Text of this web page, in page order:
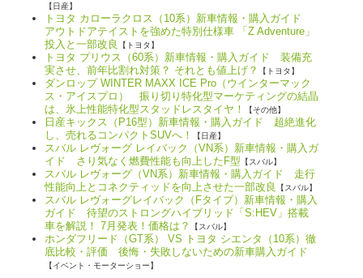
【日産】
トヨタ カローラクロス（10系）新車情報・購入ガイド
アウトドアテイストを強めた特別仕様車 「Z Adventure」
投入と一部改良
【トヨタ】
トヨタ プリウス（60系）新車情報・購入ガイド 装備充
実させ、前年比割れ対策？ それとも値上げ？
【トヨタ】
ダンロップ WINTER MAXX ICE Pro（ウインターマック
ス・アイスプロ） 振り切り特化型マーケティングの結晶
は、氷上性能特化型スタッドレスタイヤ！
【その他】
日産キックス（P16型）新車情報・購入ガイド 超絶進化
し、売れるコンパクトSUVへ！
【日産】
スバル レヴォーグ レイバック（VN系）新車情報・購入ガ
イド さり気なく燃費性能も向上したF型 【スバル】
スバル レヴォーグ（VN系）新車情報・購入ガイド 走行
性能向上とコネクティッドを向上させた一部改良
【スバル】
スバル レヴォーグレイバック（Fタイプ）新車情報・購入
ガイド 待望のストロングハイブリッド「S:HEV」搭載
車を解説！ 7月発表！価格は？
【スバル】
ホンダフリード（GT系） VS トヨタ シエンタ（10系）徹
底比較・評価 後悔・失敗しないための新車購入ガイド
【イベント・モーターショー】